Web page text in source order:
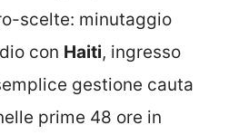
scelte: minutaggio
con Haiti, ingresso
gestione cauta
prime 48 ore in